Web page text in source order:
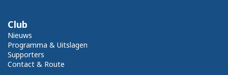
Club
Nieuws
Programma & Uitslagen
Supporters
Contact & Route